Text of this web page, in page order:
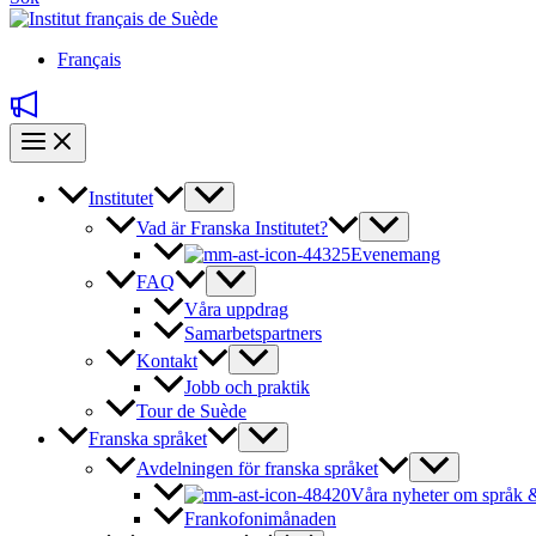
Français
Institutet
Vad är Franska Institutet?
Evenemang
FAQ
Våra uppdrag
Samarbetspartners
Kontakt
Jobb och praktik
Tour de Suède
Franska språket
Avdelningen för franska språket
Våra nyheter om språk
Frankofonimånaden